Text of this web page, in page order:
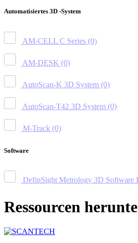
Automatisiertes 3D -System
AM-CELL C Series (0)
AM-DESK (0)
AutoScan-K 3D System (0)
AutoScan-T42 3D System (0)
M-Track (0)
Software
DefinSight Metrology 3D Software
Ressourcen